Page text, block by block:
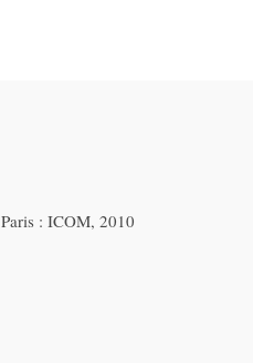
Paris : ICOM, 2010